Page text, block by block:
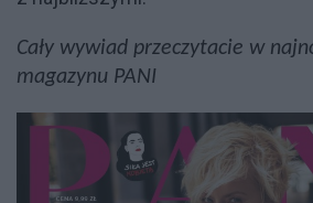
Cały wywiad przeczytacie w
magazynu PANI